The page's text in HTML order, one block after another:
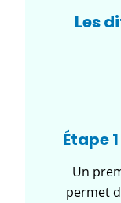
Les
Étape
Un
permet